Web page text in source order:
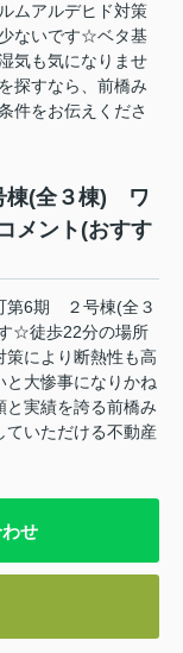
ムアルデヒド対策
ないです☆ベタ基
気も気になりませ
探すなら、前橋み
件をお伝えくださ
棟(全３棟) ワ
メント(おすす
第6期 ２号棟(全３
☆徒歩22分の場所
により断熱性も高
大惨事になりかね
実績を誇る前橋み
ていただける不動産
せ